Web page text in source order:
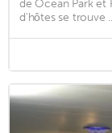
de Ocean Park et
d'hôtes se trouve